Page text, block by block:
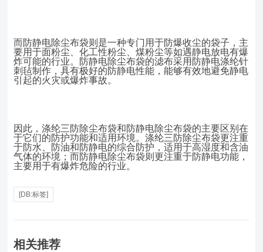
而防静电除尘布袋则是一种专门用于防爆收尘的袋子，主
要用于面粉尘、化工性粉尘、煤粉尘等如遇静电放电有爆
炸可能的行业。防静电除尘布袋的滤布采用防静电涤纶针
刺毡制作，具有极好的防静电性能，能够有效地避免静电
引起的火灾或爆炸事故。
因此，涤纶三防除尘布袋和防静电除尘布袋的主要区别在
于它们的防护功能和适用环境。涤纶三防除尘布袋更注重
于防水、防油和防静电的综合防护，适用于高湿度和含油
气体的环境；而防静电除尘布袋则更注重于防静电功能，
主要用于有爆炸危险的行业。
[DB:标签]
相关推荐